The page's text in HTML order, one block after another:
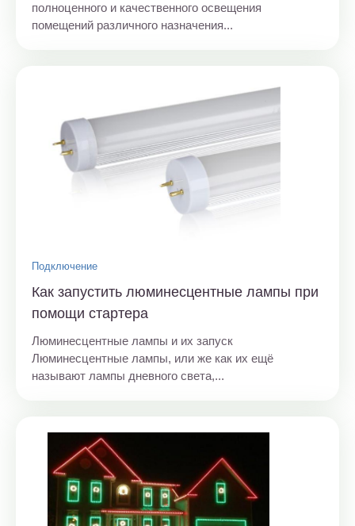
полноценного и качественного освещения
помещений различного назначения...
Подключение
Как запустить люминесцентные лампы при
помощи стартера
Люминесцентные лампы и их запуск
Люминесцентные лампы, или же как их ещё
называют лампы дневного света,...